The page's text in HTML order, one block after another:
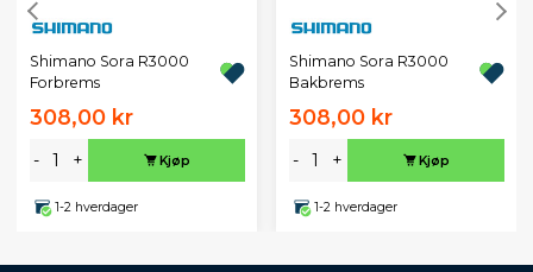
Shimano Sora R3000
Forbrems
308,00 kr
- + Kjøp
1-2 hverdager
Shimano Sora R3000
Bakbrems
308,00 kr
- + Kjøp
1-2 hverdager